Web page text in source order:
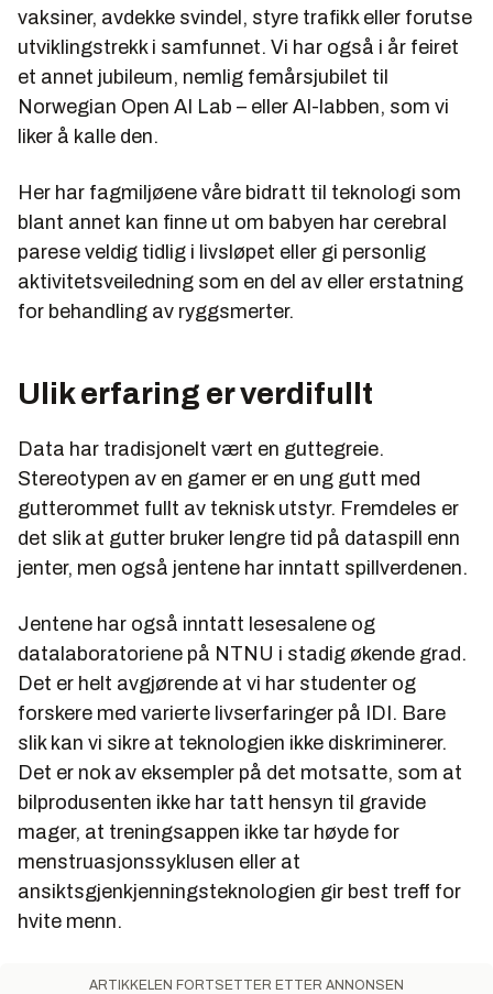
vaksiner, avdekke svindel, styre trafikk eller forutse
utviklingstrekk i samfunnet. Vi har også i år feiret
et annet jubileum, nemlig femårsjubilet til
Norwegian Open AI Lab – eller AI-labben, som vi
liker å kalle den.
Her har fagmiljøene våre bidratt til teknologi som
blant annet kan finne ut om babyen har cerebral
parese veldig tidlig i livsløpet eller gi personlig
aktivitetsveiledning som en del av eller erstatning
for behandling av ryggsmerter.
Ulik erfaring er verdifullt
Data har tradisjonelt vært en guttegreie.
Stereotypen av en gamer er en ung gutt med
gutterommet fullt av teknisk utstyr. Fremdeles er
det slik at gutter bruker lengre tid på dataspill enn
jenter, men også jentene har inntatt spillverdenen.
Jentene har også inntatt lesesalene og
datalaboratoriene på NTNU i stadig økende grad.
Det er helt avgjørende at vi har studenter og
forskere med varierte livserfaringer på IDI. Bare
slik kan vi sikre at teknologien ikke diskriminerer.
Det er nok av eksempler på det motsatte, som at
bilprodusenten ikke har tatt hensyn til gravide
mager, at treningsappen ikke tar høyde for
menstruasjonssyklusen eller at
ansiktsgjenkjenningsteknologien gir best treff for
hvite menn.
ARTIKKELEN FORTSETTER ETTER ANNONSEN